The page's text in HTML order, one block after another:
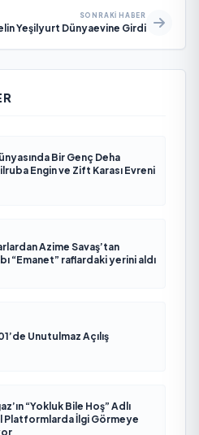
SONRAKI HABER
Anıl Koç ile Selin Yeşilyurt Dünyaevine Girdi
Bir Genç Deha
Engin ve Zift Karası Evreni
Azime Savaş’tan
“Emanet” raflardaki yerini aldı
Unutulmaz Açılış
“Yokluk Bile Hoş” Adlı
Platformlarda İlgi Görmeye